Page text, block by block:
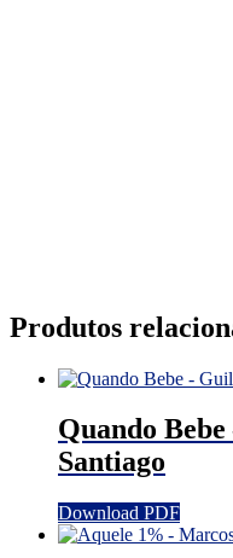
Produtos
Quando
Santiago
Download PDF